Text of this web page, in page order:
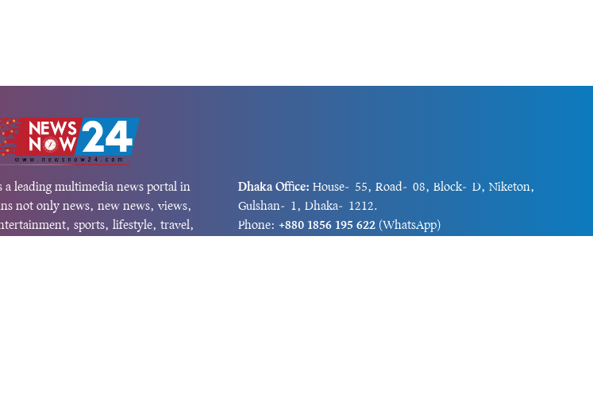
leading multimedia news portal in
not only news, new news, views,
sports, lifestyle, travel,
Dhaka Office: House-55, Road-08, Block-D, Niketon,
Gulshan-1, Dhaka-1212.
Phone: +880 1856 195 622 (WhatsApp)